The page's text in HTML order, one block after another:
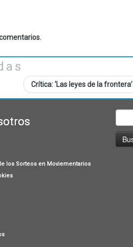
Crítica: ‘Las leyes de la frontera’
los Sorteos en Moviementarios